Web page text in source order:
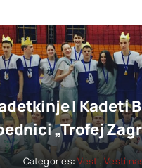
I Kadeti
„trofej
Categories:Vesti,Vesti